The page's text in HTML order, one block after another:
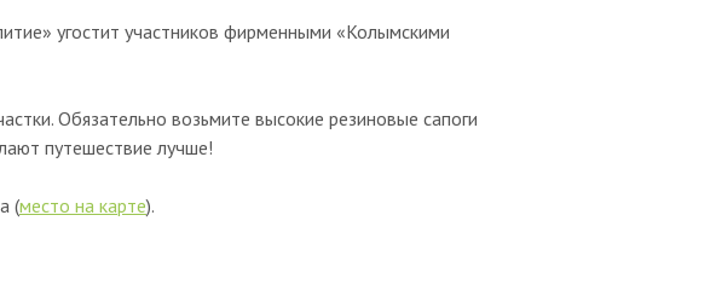
угостит участников фирменными «Колымскими
Обязательно возьмите высокие резиновые сапоги
путешествие лучше!
(место на карте).